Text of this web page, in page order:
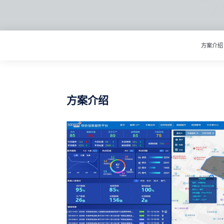
方案介绍
方案介绍